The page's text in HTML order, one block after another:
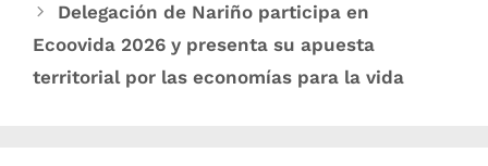
Delegación de Nariño participa en
Ecoovida 2026 y presenta su apuesta
territorial por las economías para la vida